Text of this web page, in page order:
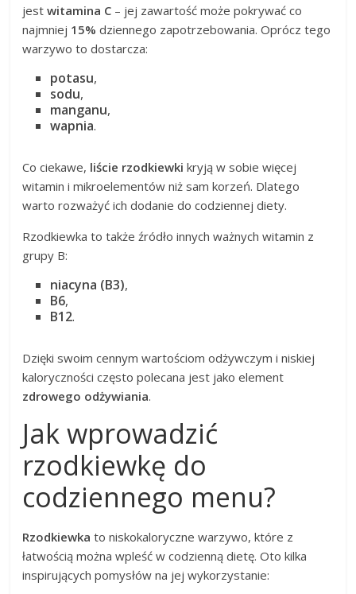
jestwitamina C – jej zawartość może pokrywać co
najmniej 15% dziennego zapotrzebowania. Oprócz tego
warzywo to dostarcza:
potasu,
sodu,
manganu,
wapnia.
Co ciekawe, liście rzodkiewki kryją w sobie więcej
witamin i mikroelementów niż sam korzeń. Dlatego
warto rozważyć ich dodanie do codziennej diety.
Rzodkiewka to także źródło innych ważnych witamin z
grupy B:
niacyna (B3),
B6,
B12.
Dzięki swoim cennym wartościom odżywczym i niskiej
kaloryczności często polecana jest jako element
zdrowego odżywiania.
Jak wprowadzić
rzodkiewkę do
codziennego menu?
Rzodkiewka to niskokaloryczne warzywo, które z
łatwością można wpleść w codzienną dietę. Oto kilka
inspirujących pomysłów na jej wykorzystanie: